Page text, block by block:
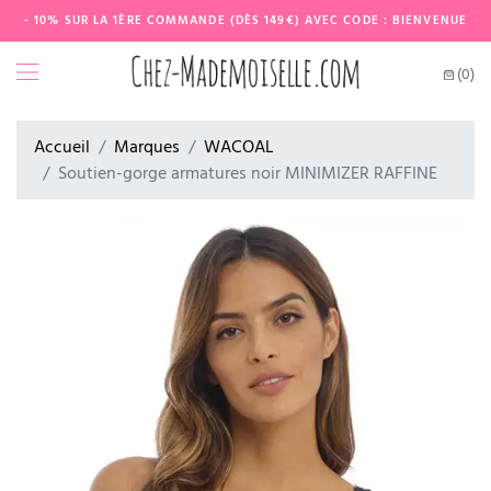
- 10% SUR LA 1ÈRE COMMANDE (DÈS 149€) AVEC CODE : BIENVENUE
(0)
Accueil Marques
WACOAL
Soutien-gorge armatures noir MINIMIZER RAFFINE